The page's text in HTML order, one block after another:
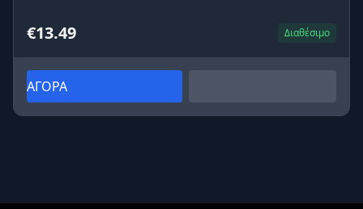
€13.49 Διαθέσιμο
ΑΓΟΡΑ